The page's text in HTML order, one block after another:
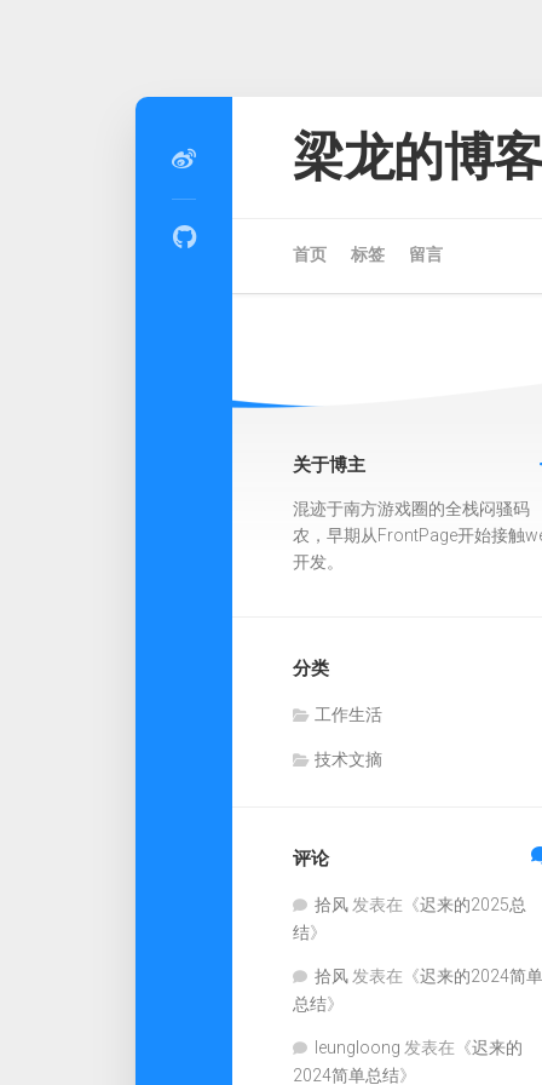
梁龙的博
首页 标签 留言
关于博主
混迹于南方游戏圈的全栈闷骚码
农，早期从FrontPage开始接触
开发。
分类
工作生活
技术文摘
评论
拾风 发表在《迟来的2025总
结》
拾风 发表在《迟来的2024简单
总结》
leungloong 发表在《迟来的
2024简单总结》